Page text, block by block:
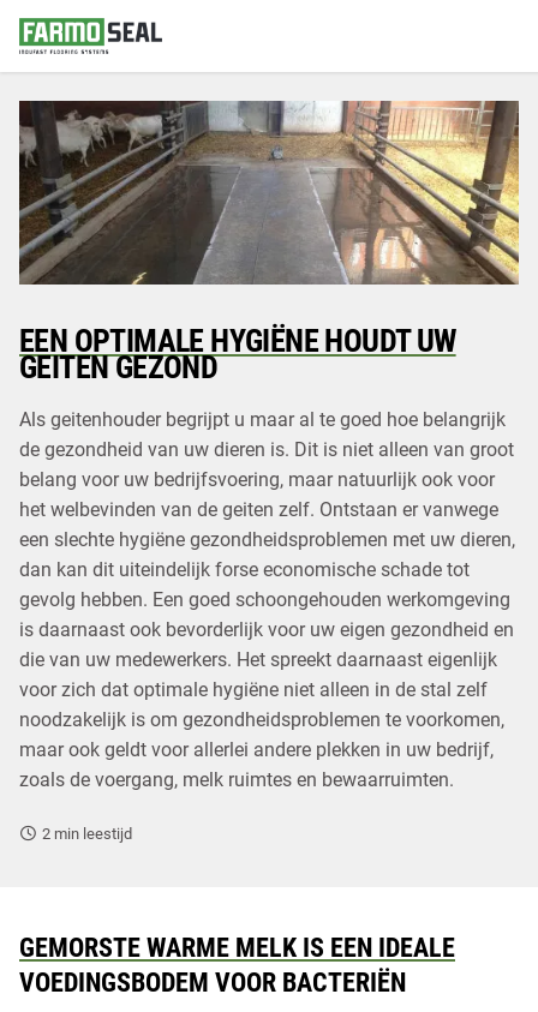
Hygiënische coatings
Toepassingen
Varkenshouderij
Rundveehouderij
Over ons
Vraag een offerte aan
Blog
Contact & FAQ
EEN OPTIMALE HYGIËNE HOUDT UW
GEITEN GEZOND
Als geitenhouder begrijpt u maar al te goed hoe belangrijk
de gezondheid van uw dieren is. Dit is niet alleen van groot
belang voor uw bedrijfsvoering, maar natuurlijk ook voor
het welbevinden van de geiten zelf. Ontstaan er vanwege
een slechte hygiëne gezondheidsproblemen met uw dieren,
dan kan dit uiteindelijk forse economische schade tot
gevolg hebben. Een goed schoongehouden werkomgeving
is daarnaast ook bevorderlijk voor uw eigen gezondheid en
die van uw medewerkers. Het spreekt daarnaast eigenlijk
voor zich dat optimale hygiëne niet alleen in de stal zelf
noodzakelijk is om gezondheidsproblemen te voorkomen,
maar ook geldt voor allerlei andere plekken in uw bedrijf,
zoals de voergang, melk ruimtes en bewaarruimten.
2min leestijd
GEMORSTE WARME MELK IS EEN IDEALE
VOEDINGSBODEM VOOR BACTERIËN